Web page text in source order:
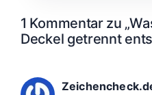
1 Kommentar zu
Deckel getrennt